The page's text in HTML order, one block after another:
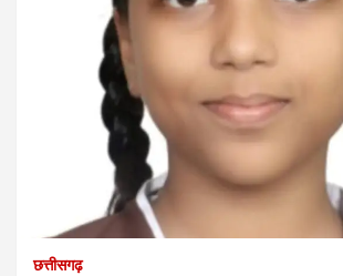
छत्तीसगढ़